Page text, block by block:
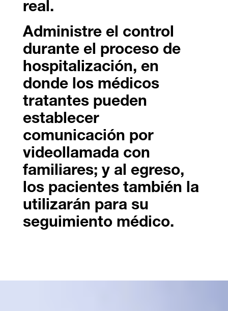
real.
Administre el control
durante el proceso de
hospitalización, en
donde los médicos
tratantes pueden
establecer
comunicación por
videollamada con
familiares; y al egreso,
los pacientes también la
utilizarán para su
seguimiento médico.